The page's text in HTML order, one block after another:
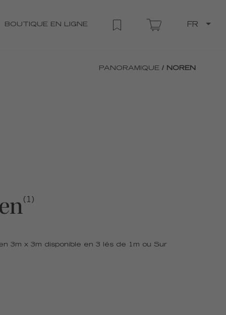
BOUTIQUE EN LIGNE FR
PANORAMIQUE / NOREN
(1)
3m x 3m disponible en 3 lés de 1m ou Sur